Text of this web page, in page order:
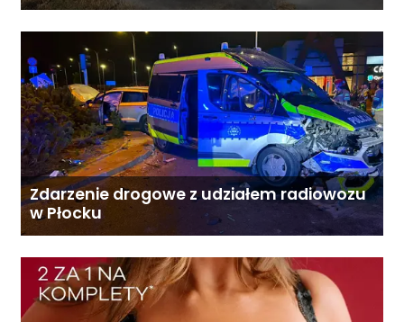
Zdarzenie drogowe z udziałem radiowozu
w Płocku